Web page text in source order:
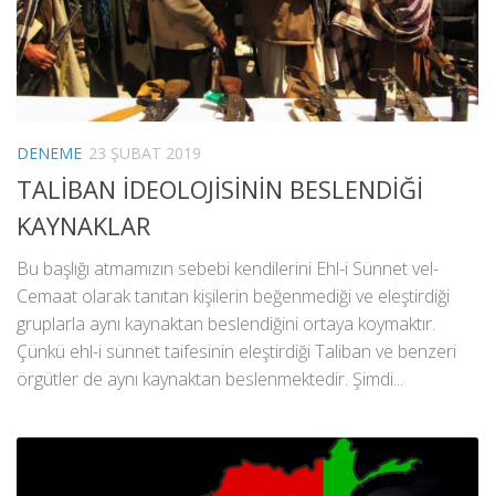
DENEME 23 ŞUBAT 2019
TALİBAN İDEOLOJİSİNİN BESLENDİĞİ
KAYNAKLAR
Bu başlığı atmamızın sebebi kendilerini Ehl-i Sünnet vel-
Cemaat olarak tanıtan kişilerin beğenmediği ve eleştirdiği
gruplarla aynı kaynaktan beslendiğini ortaya koymaktır.
Çünkü ehl-i sünnet taifesinin eleştirdiği Taliban ve benzeri
örgütler de aynı kaynaktan beslenmektedir. Şimdi...